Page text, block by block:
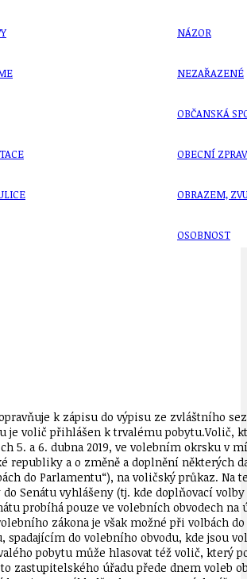
NÁZOR
NEZAŘAZENÉ
OBČANSKÁ
OBECNÍ
OBRAZEM,
OSOBNOST
k zápisu do výpisu ze zvláštního
je volič přihlášen k trvalému pobytu.Volič,
5. a 6. dubna 2019, ve volebním okrsku v
republiky a o změně a doplnění některých
do Parlamentu“), na voličský průkaz.
Senátu vyhlášeny (tj. kde doplňovací
probíhá pouze ve volebních obvodech
zákona je však možné při volbách
spadajícím do volebního obvodu, kde jsou
pobytu může hlasovat též volič, který
zastupitelského úřadu přede dnem voleb